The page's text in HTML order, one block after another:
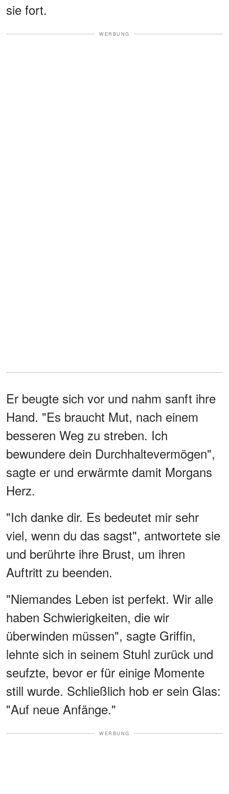
sie fort.
WERBUNG
Er beugte sich vor und nahm sanft ihre
Hand. "Es braucht Mut, nach einem
besseren Weg zu streben. Ich
bewundere dein Durchhaltevermögen",
sagte er und erwärmte damit Morgans
Herz.
"Ich danke dir. Es bedeutet mir sehr
viel, wenn du das sagst", antwortete sie
und berührte ihre Brust, um ihren
Auftritt zu beenden.
"Niemandes Leben ist perfekt. Wir alle
haben Schwierigkeiten, die wir
überwinden müssen", sagte Griffin,
lehnte sich in seinem Stuhl zurück und
seufzte, bevor er für einige Momente
still wurde. Schließlich hob er sein Glas:
"Auf neue Anfänge."
WERBUNG